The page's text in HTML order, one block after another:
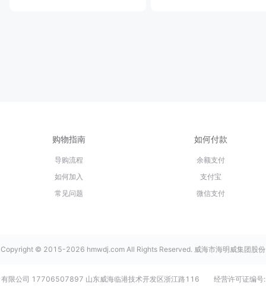
购物指南
导购流程
如何加入
常见问题
如何付款
余额支付
支付宝
微信支付
Copyright © 2015-2026 hmwdj.com All Rights Reserved. 威海市海明威集团股份
有限公司 17706507897 山东威海临港技术开发区浙江路116 经营许可证编号: